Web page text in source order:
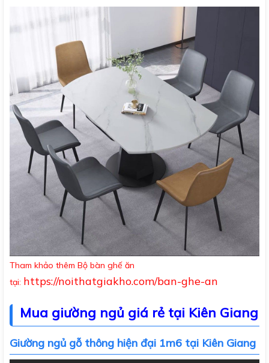
Tham khảo thêm Bộ bàn ghế ăn
tại: https://noithatgiakho.com/ban-ghe-an
Mua giường ngủ giá rẻ tại Kiên Giang
Giường ngủ gỗ thông hiện đại 1m6 tại Kiên Giang